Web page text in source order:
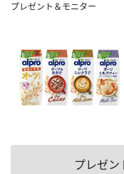
プレゼント＆モニター
プレゼン